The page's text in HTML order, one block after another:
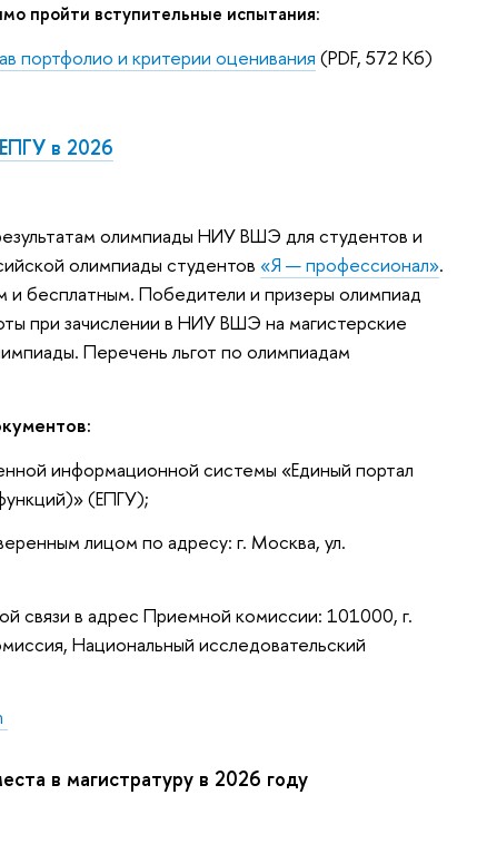
пройти вступительные испытания:
портфолио и критерии оценивания (PDF, 572 Кб)
в 2026
олимпиады НИУ ВШЭ для студентов и
олимпиады студентов «Я — профессионал».
и бесплатным. Победители и призеры олимпиад
при зачислении в НИУ ВШЭ на магистерские
Перечень льгот по олимпиадам
информационной системы «Единый портал
(ЕПГУ);
лицом по адресу: г. Москва, ул.
связи в адрес Приемной комиссии: 101000, г.
Национальный исследовательский
в магистратуру в 2026 году